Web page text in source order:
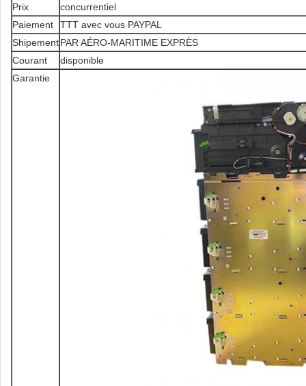
Prix
concurrentiel
Paiement
TTT avec vous PAYPAL
ShipementPAR AÉRO-MARITIME EXPRÈS
Courant
disponible
Garantie